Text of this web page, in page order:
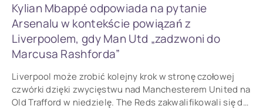
Kylian Mbappé odpowiada na pytanie
Arsenalu w kontekście powiązań z
Liverpoolem, gdy Man Utd „zadzwoni do
Marcusa Rashforda”
Liverpool może zrobić kolejny krok w stronę czołowej
czwórki dzięki zwycięstwu nad Manchesterem United na
Old Trafford w niedzielę. The Reds zakwalifikowali się do